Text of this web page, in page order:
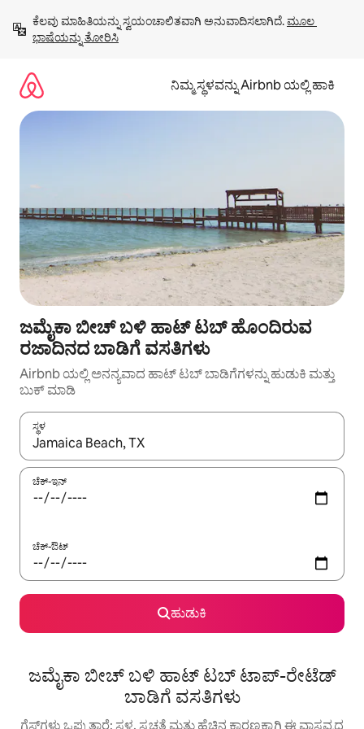
ಹೋಗಿ
ಕೆಲವು ಮಾಹಿತಿಯನ್ನು ಸ್ವಯಂಚಾಲಿತವಾಗಿ ಅನುವಾದಿಸಲಾಗಿದೆ. ಮೂಲ
ಭಾಷೆಯನ್ನು ತೋರಿಸಿ
ನಿಮ್ಮ ಸ್ಥಳವನ್ನು Airbnb ಯಲ್ಲಿ ಹಾಕಿ
ಜಮೈಕಾ ಬೀಚ್ ಬಳಿ ಹಾಟ್ ಟಬ್ ಹೊಂದಿರುವ
ರಜಾದಿನದ ಬಾಡಿಗೆ ವಸತಿಗಳು
Airbnb ಯಲ್ಲಿ ಅನನ್ಯವಾದ ಹಾಟ್ ‌ಟಬ್ ಬಾಡಿಗೆಗಳನ್ನು ಹುಡುಕಿ ಮತ್ತು
ಬುಕ್ ಮಾಡಿ
ಸ್ಥಳ
ಫಲಿತಾಂಶಗಳು ಲಭ್ಯವಿರುವಾಗ, ಅಪ್ ಮತ್ತು ಡೌನ್ ಬಾಣದ ಕೀಲಿಗಳೊಂದಿಗೆ
ಚೆಕ್-ಇನ್
ಚೆಕ್-ಔಟ್
ಹುಡುಕಿ
ಜಮೈಕಾ ಬೀಚ್ ಬಳಿ ಹಾಟ್ ಟಬ್ ಟಾಪ್-ರೇಟೆಡ್
ಬಾಡಿಗೆ ವಸತಿಗಳು
ಗೆಸ್ಟ್‌ಗಳು ಒಪ್ಪುತ್ತಾರೆ: ಸ್ಥಳ, ಸ್ವಚ್ಛತೆ ಮತ್ತು ಹೆಚ್ಚಿನ ಕಾರಣಕ್ಕಾಗಿ ಈ ವಾಸ್ತವ್ಯದ